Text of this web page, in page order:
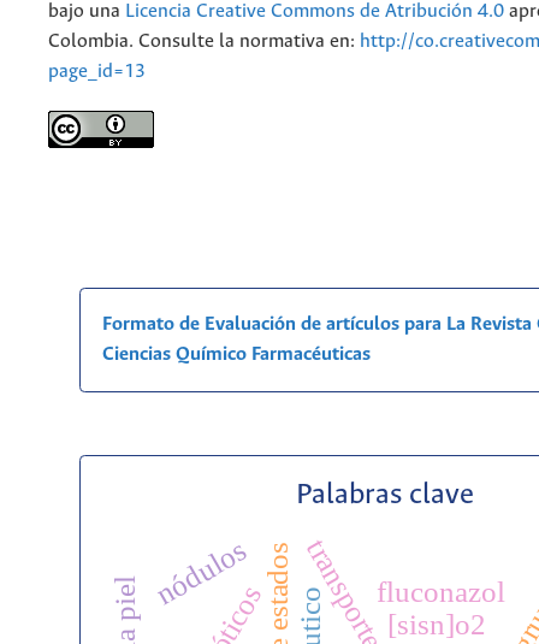
bajo una Licencia Creative Commons de Atribución 4.0
Colombia. Consulte la normativa en: http://
page_id=13
Formato de Evaluación de artículos para La
Ciencias Químico Farmacéuticas
Palabras clave
[sisn]o2
fluconazol
nódulos